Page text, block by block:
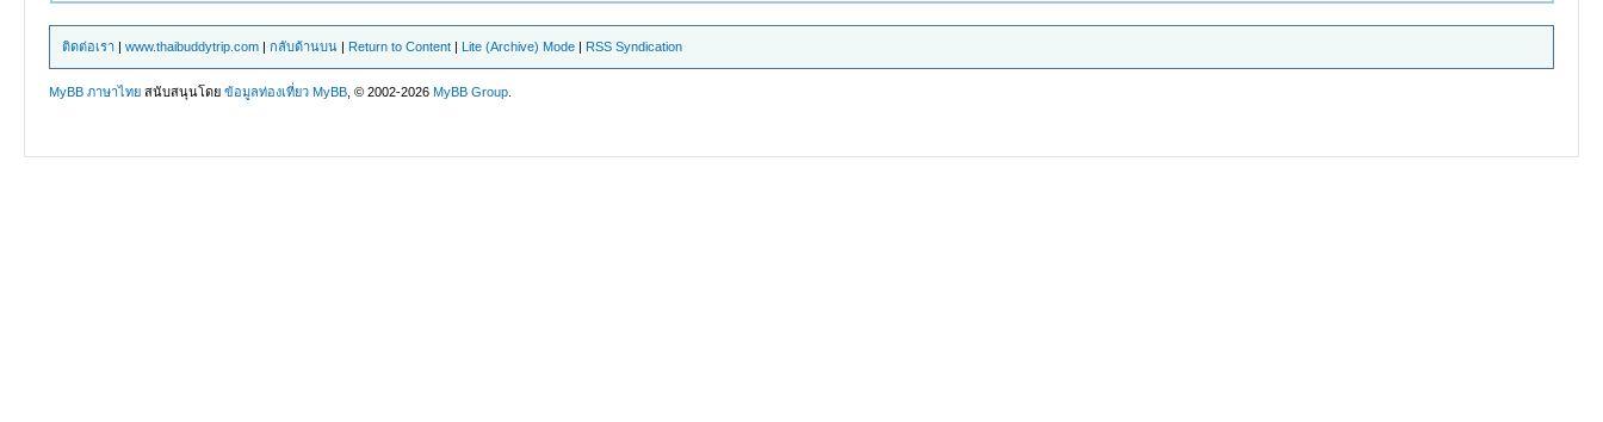
ติดต่อเรา |www.thaibuddytrip.com |กลับด้านบน | Return to Content | Lite (Archive) Mode | RSS Syndication
MyBB ภาษาไทย สนับสนุนโดยข้อมูลท่องเที่ยว MyBB , © 2002-2026MyBB Group